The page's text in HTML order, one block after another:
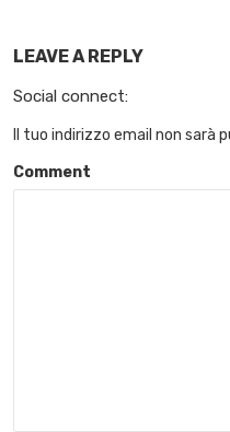
LEAVE A REPLY
Social connect:
Il tuo indirizzo email non sarà
Comment